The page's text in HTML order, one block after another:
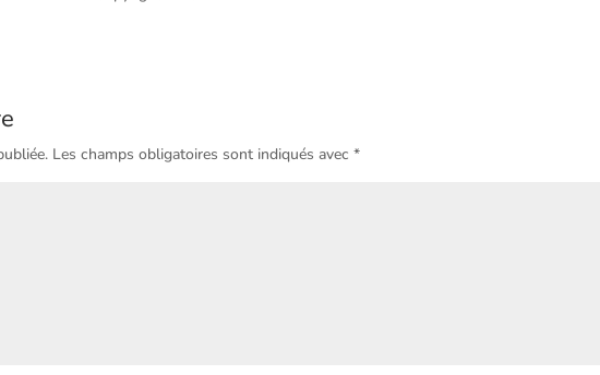
Les champs obligatoires sont indiqués avec*